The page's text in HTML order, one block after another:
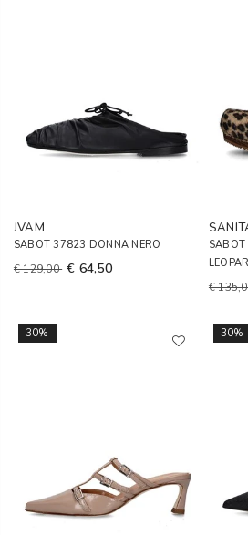
JVAM
SABOT 37823 DONNA NERO
€ 129,00 € 64,50
€
30% 30%